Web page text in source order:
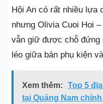
Hội An có rất nhiều lựa
nhưng Olivia Cuoi Hoi
vẫn giữ được chỗ
léo giữa bán phụ kiện
Xem thêm:
Top 5
tại Quảng Nam